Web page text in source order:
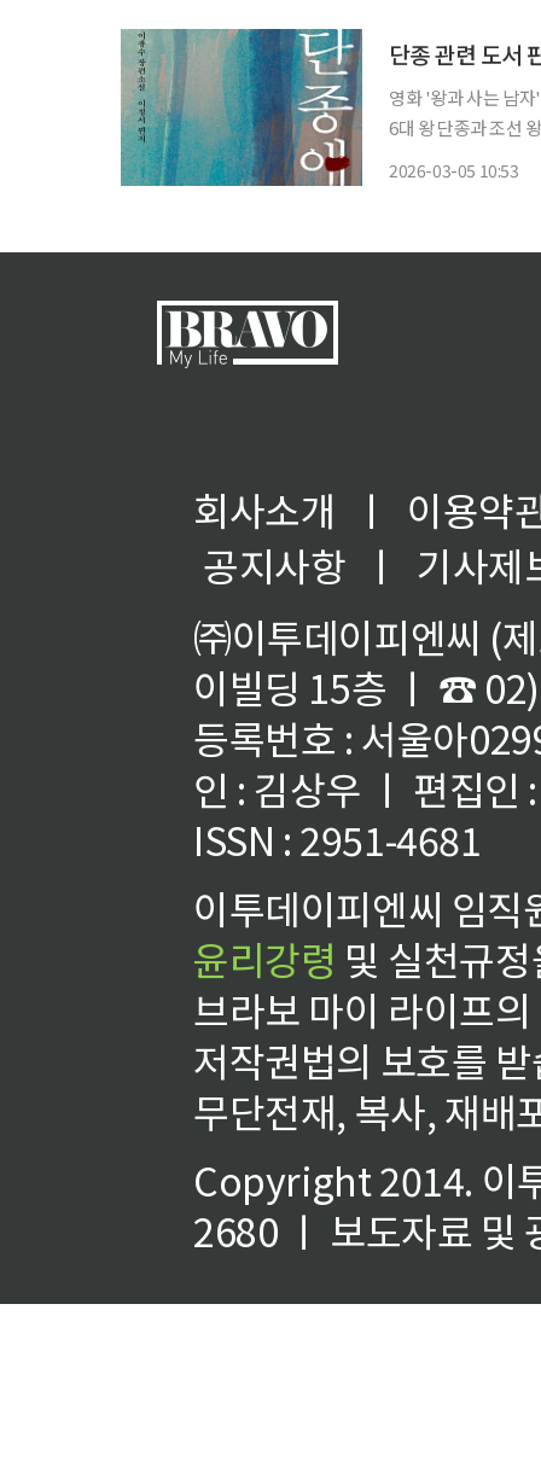
단종 관련 도서
영화 '왕과 사는 남
6대 왕 단종과 조선
2026-03-05 10:53
회사소개 ㅣ
이용약
공지사항
ㅣ
기사제
㈜이투데이피엔씨 (
이빌딩 15층 ㅣ ☎
등록번호 : 서울아
인 : 김상우 ㅣ 편집인
ISSN : 2951-4681
이투데이피엔씨 임
윤리강령 및 실천규
브라보 마이 라이프
저작권법의 보호를
무단전재, 복사, 재배
Copyright 2014. 이
2680 ㅣ 보도자료